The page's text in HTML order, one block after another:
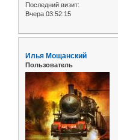
Последний визит:
Вчера 03:52:15
Илья Мощанский
Пользователь